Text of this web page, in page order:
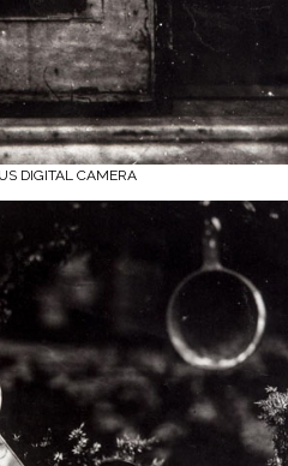
DIGITAL CAMERA